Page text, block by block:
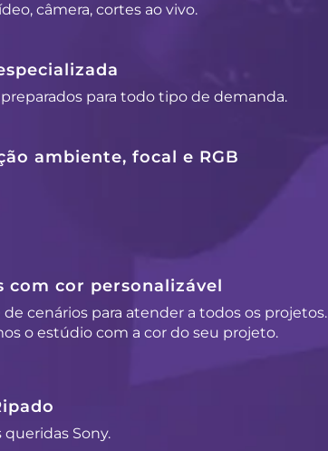
câmera, cortes ao vivo.
para todo tipo de demanda.
ambiente, focal e RGB
com cor personalizável
cenários para atender a todos os projetos.
o estúdio com a cor do seu projeto.
Sony.